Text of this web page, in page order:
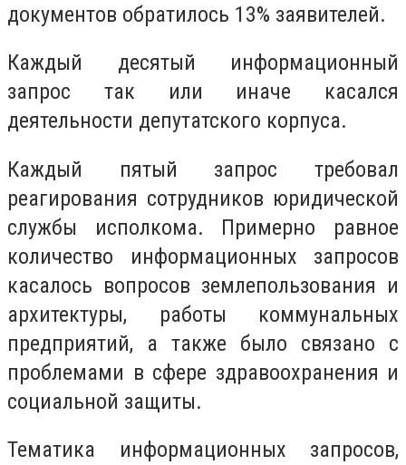
документов обратилось 13% заявителей.
Каждый десятый информационный
запрос так или иначе касался
деятельности депутатского корпуса.
Каждый пятый запрос требовал
реагирования сотрудников юридической
службы исполкома. Примерно равное
количество информационных запросов
касалось вопросов землепользования и
архитектуры, работы коммунальных
предприятий, а также было связано с
проблемами в сфере здравоохранения и
социальной защиты.
Тематика информационных запросов,